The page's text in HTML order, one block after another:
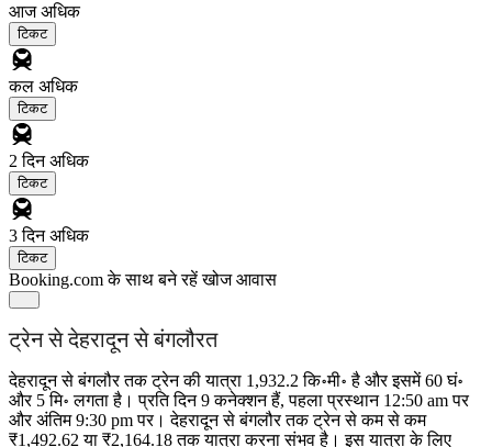
आजअधिक
टिकट
कल अधिक
टिकट
2 दिनअधिक
टिकट
3 दिनअधिक
टिकट
Booking.com के साथ बने रहें खोज आवास
ट्रेन से देहरादून से बंगलौरत
देहरादून से बंगलौर तक ट्रेन की यात्रा 1,932.2 कि॰मी॰ है और इसमें 60 घं॰
और 5 मि॰ लगता है। प्रति दिन 9 कनेक्शन हैं, पहला प्रस्थान 12:50 am पर
और अंतिम 9:30 pm पर। देहरादून से बंगलौर तक ट्रेन से कम से कम
₹1,492.62 या ₹2,164.18 तक यात्रा करना संभव है। इस यात्रा के लिए